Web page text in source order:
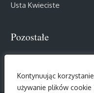
Kontynuując
używanie plików cookie
Usta Kwieciste
Pozostałe